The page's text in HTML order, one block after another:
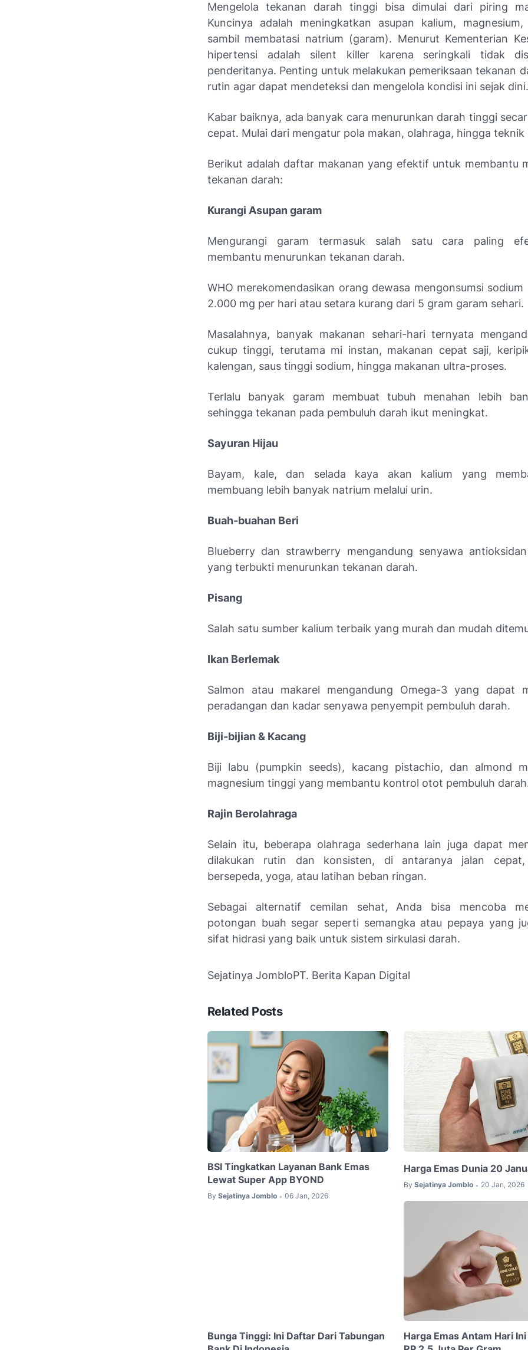
Mengelola tekanan darah tinggi bisa dimulai dari piring
Kuncinya adalah meningkatkan asupan kalium,
sambil membatasi natrium (garam). Menurut Kementerian
hipertensi adalah silent killer karena seringkali tidak
penderitanya. Penting untuk melakukan pemeriksaan tekanan
rutin agar dapat mendeteksi dan mengelola kondisi ini sejak dini.
Kabar baiknya, ada banyak cara menurunkan darah tinggi
cepat. Mulai dari mengatur pola makan, olahraga, hingga teknik
Berikut adalah daftar makanan yang efektif untuk membantu
tekanan darah:
Kurangi Asupan garam
Mengurangi garam termasuk salah satu cara paling
membantu menurunkan tekanan darah.
WHO merekomendasikan orang dewasa mengonsumsi
2.000 mg per hari atau setara kurang dari 5 gram garam sehari.
Masalahnya, banyak makanan sehari-hari ternyata
cukup tinggi, terutama mi instan, makanan cepat saji,
kalengan, saus tinggi sodium, hingga makanan ultra-proses.
Terlalu banyak garam membuat tubuh menahan lebih
sehingga tekanan pada pembuluh darah ikut meningkat.
Sayuran Hijau
Bayam, kale, dan selada kaya akan kalium yang
membuang lebih banyak natrium melalui urin.
Buah-buahan Beri
Blueberry dan strawberry mengandung senyawa
yang terbukti menurunkan tekanan darah.
Pisang
Salah satu sumber kalium terbaik yang murah dan mudah
Ikan Berlemak
Salmon atau makarel mengandung Omega-3 yang dapat
peradangan dan kadar senyawa penyempit pembuluh darah.
Biji-bijian & Kacang
Biji labu (pumpkin seeds), kacang pistachio, dan almond
magnesium tinggi yang membantu kontrol otot pembuluh
Rajin Berolahraga
Selain itu, beberapa olahraga sederhana lain juga dapat
dilakukan rutin dan konsisten, di antaranya jalan cepat,
bersepeda, yoga, atau latihan beban ringan.
Sebagai alternatif cemilan sehat, Anda bisa mencoba
potongan buah segar seperti semangka atau pepaya yang
sifat hidrasi yang baik untuk sistem sirkulasi darah.
Sejatinya JombloPT. Berita Kapan Digital
Related Posts
BSI Tingkatkan Layanan Bank Emas
Lewat Super App BYOND
By Sejatinya Jomblo • 06 Jan, 2026
Harga Emas Dunia 20
By Sejatinya Jomblo • 20 Jan, 2026
Bunga Tinggi: Ini Daftar Dari Tabungan
Harga Emas Antam Hari